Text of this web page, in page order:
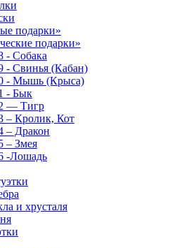
подарки»
подарки»
- Собака
- Свинья (Кабан)
- Мышь (Крыса)
- Бык
— Тигр
– Кролик, Кот
– Дракон
– Змея
-Лошадь
и хрусталя